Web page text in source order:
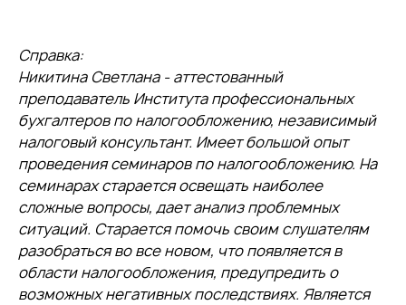
Справка:
Никитина Светлана - аттестованный
преподаватель Института профессиональных
бухгалтеров по налогообложению, независимый
налоговый консультант. Имеет большой опыт
проведения семинаров по налогообложению. На
семинарах старается освещать наиболее
сложные вопросы, дает анализ проблемных
ситуаций. Старается помочь своим слушателям
разобраться во все новом, что появляется в
области налогообложения, предупредить о
возможных негативных последствиях. Является